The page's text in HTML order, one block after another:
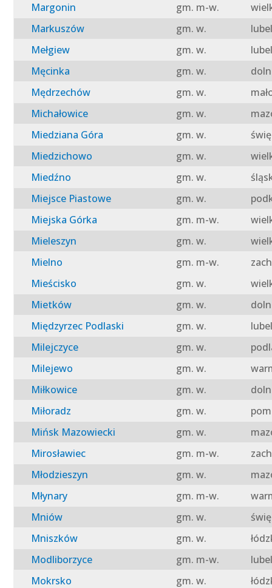
Margonin
gm. m-w.
Markuszów
gm. w.
Mełgiew
gm. w.
Męcinka
gm. w.
Mędrzechów
gm. w.
Michałowice
gm. w.
Miedziana Góra
gm. w.
Miedzichowo
gm. w.
Miedźno
gm. w.
Miejsce Piastowe
gm. w.
Miejska Górka
gm. m-w.
Mieleszyn
gm. w.
Mielno
gm. m-w.
Mieścisko
gm. w.
Mietków
gm. w.
Międzyrzec Podlaski
gm. w.
Milejczyce
gm. w.
Milejewo
gm. w.
Miłkowice
gm. w.
Miłoradz
gm. w.
Mińsk Mazowiecki
gm. w.
Mirosławiec
gm. m-w.
Młodzieszyn
gm. w.
Młynary
gm. m-w.
Mniów
gm. w.
Mniszków
gm. w.
Modliborzyce
gm. m-w.
Mokrsko
gm. w.